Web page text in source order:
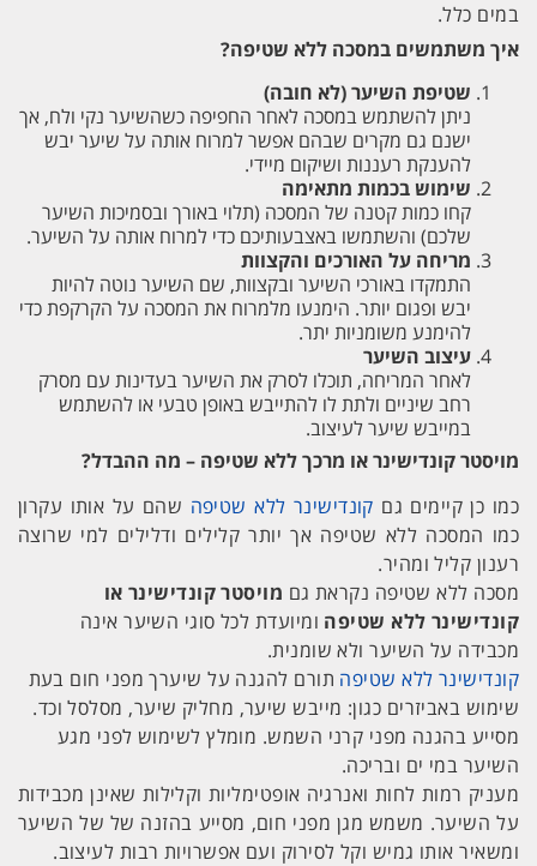
במים כלל.
איך משתמשים במסכה ללא שטיפה?
שטיפת השיער (לא חובה)
ניתן להשתמש במסכה לאחר החפיפה כשהשיער נקי ולח, אך
ישנם גם מקרים שבהם אפשר למרוח אותה על שיער יבש
להענקת רעננות ושיקום מיידי.
שימוש בכמות מתאימה
קחו כמות קטנה של המסכה (תלוי באורך ובסמיכות השיער
שלכם) והשתמשו באצבעותיכם כדי למרוח אותה על השיער.
מריחה על האורכים והקצוות
התמקדו באורכי השיער ובקצוות, שם השיער נוטה להיות
יבש ופגום יותר. הימנעו מלמרוח את המסכה על הקרקפת כדי
להימנע משומניות יתר.
עיצוב השיער
לאחר המריחה, תוכלו לסרק את השיער בעדינות עם מסרק
רחב שיניים ולתת לו להתייבש באופן טבעי או להשתמש
במייבש שיער לעיצוב.
מויסטר קונדישינר או מרכך ללא שטיפה – מה ההבדל?
כמו כן קיימים גם קונדישינר ללא שטיפה שהם על אותו עקרון
כמו המסכה ללא שטיפה אך יותר קלילים ודלילים למי שרוצה
רענון קליל ומהיר.
מסכה ללא שטיפה נקראת גם מויסטר קונדישינר או
קונדישינר ללא שטיפה ומיועדת לכל סוגי השיער אינה
מכבידה על השיער ולא שומנית.
קונדישינר ללא שטיפה תורם להגנה על שיערך מפני חום בעת
שימוש באביזרים כגון: מייבש שיער, מחליק שיער, מסלסל וכד.
מסייע בהגנה מפני קרני השמש. מומלץ לשימוש לפני מגע
השיער במי ים ובריכה.
מעניק רמות לחות ואנרגיה אופטימליות וקלילות שאינן מכבידות
על השיער. משמש מגן מפני חום, מסייע בהזנה של של השיער
ומשאיר אותו גמיש וקל לסירוק ועם אפשרויות רבות לעיצוב.